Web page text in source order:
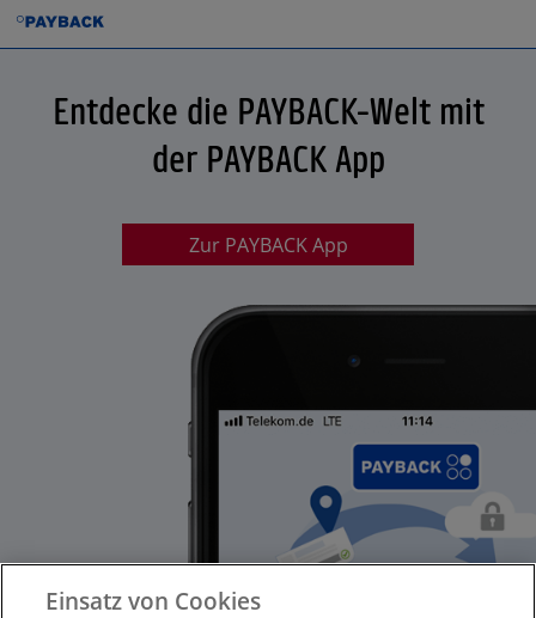
Entdecke die PAYBACK-Welt mit
der PAYBACK App
Zur PAYBACK App
Einsatz von Cookies